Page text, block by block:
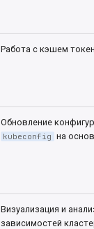
Работа с кэшем
Обновление
kubeconfig на
Визуализация и
зависимостей